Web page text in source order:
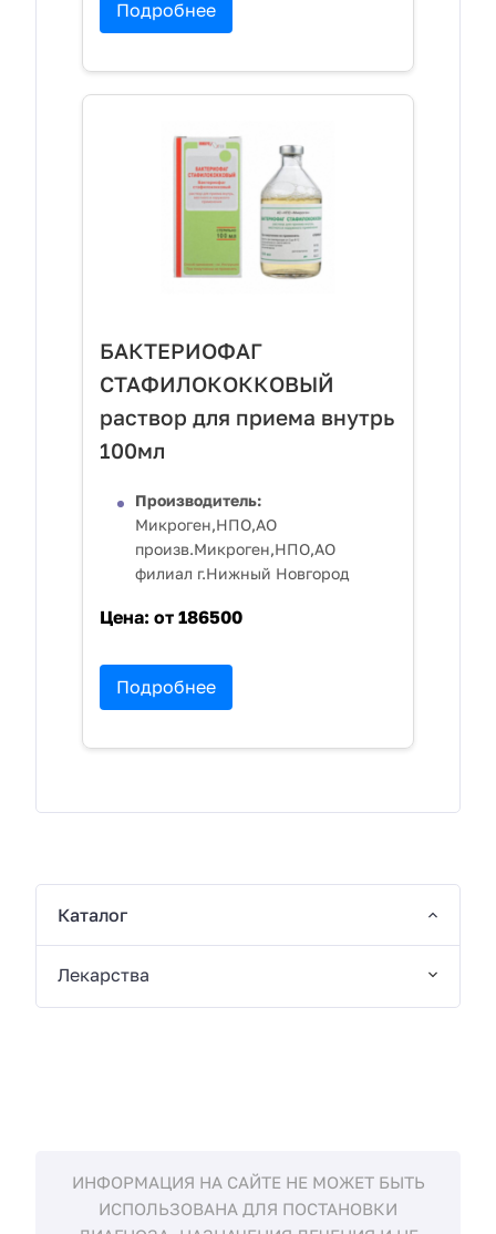
Подробнее
БАКТЕРИОФАГ
СТАФИЛОКОККОВЫЙ
раствор для приема внутрь
100мл
Производитель:
Микроген,НПО,АО
произв.Микроген,НПО,АО
филиал г.Нижный Новгород
Цена: от 186500
Подробнее
Каталог
Лекарства
ИНФОРМАЦИЯ НА САЙТЕ НЕ МОЖЕТ БЫТЬ
ИСПОЛЬЗОВАНА ДЛЯ ПОСТАНОВКИ